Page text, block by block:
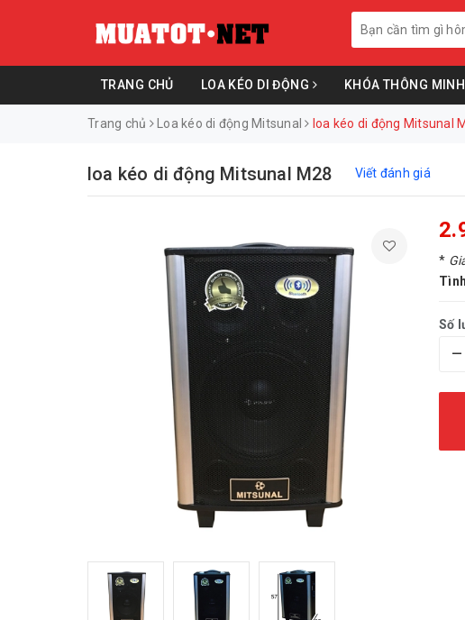
TRANG CHỦ LOA KÉO DI ĐỘNG KHÓA THÔNG MINH
Trang chủ Loa kéo di động Mitsunal loa kéo di động Mitsunal
loa kéo di động Mitsunal M28 Viết đánh giá
*
Số
–